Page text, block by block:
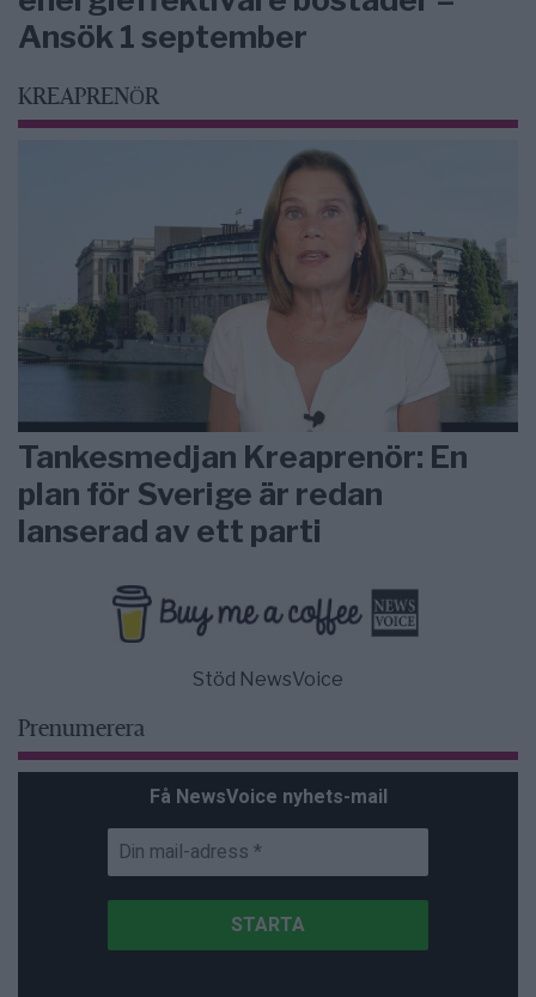
Ansök 1 september
KREAPRENÖR
Tankesmedjan Kreaprenör: En
plan för Sverige är redan
lanserad av ett parti
Stöd NewsVoice
Prenumerera
Få NewsVoice nyhets-mail